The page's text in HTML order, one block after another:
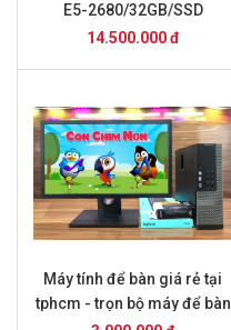
E5-2680/32GB/SSD
240GB/K5000/24inch
14.500.000 đ
Máy tính để bàn giá rẻ tại
tphcm - trọn bộ máy để bàn